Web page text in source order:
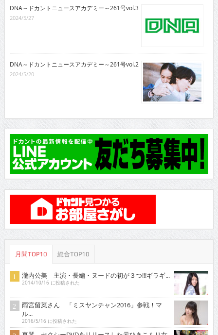
DNA～ドカントニュースアカデミー～261号vol.3
2024/5/27
DNA～ドカントニュースアカデミー～261号vol.2
2024/5/20
月間TOP10 総合TOP10
瀧内公美 主演・長編・ヌードの初が３つ!!!ギラギ...
2014/10/16 に投稿された
雨宮留菜さん 「ミスヤンチャン2016」参戦！マ
ル...
2016/5/16 に投稿された